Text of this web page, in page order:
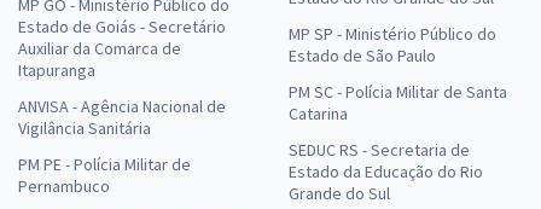
MP GO - Ministério Público do
Estado de Goiás - Secretário
Auxiliar da Comarca de
Itapuranga
ANVISA - Agência Nacional de
Vigilância Sanitária
PM PE - Polícia Militar de
Pernambuco
MP SP - Ministério Público do
Estado de São Paulo
PM SC - Polícia Militar de Santa
Catarina
SEDUC RS - Secretaria de
Estado da Educação do Rio
Grande do Sul